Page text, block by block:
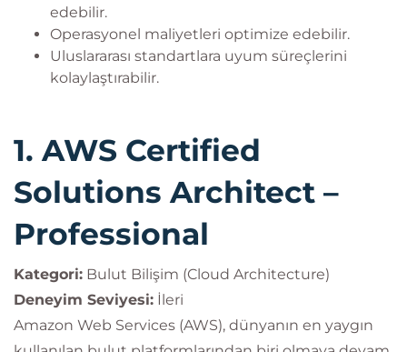
edebilir.
Operasyonel maliyetleri optimize edebilir.
Uluslararası standartlara uyum süreçlerini
kolaylaştırabilir.
1. AWS Certified
Solutions Architect –
Professional
Kategori: Bulut Bilişim (Cloud Architecture)
Deneyim Seviyesi: İleri
Amazon Web Services (AWS), dünyanın en yaygın